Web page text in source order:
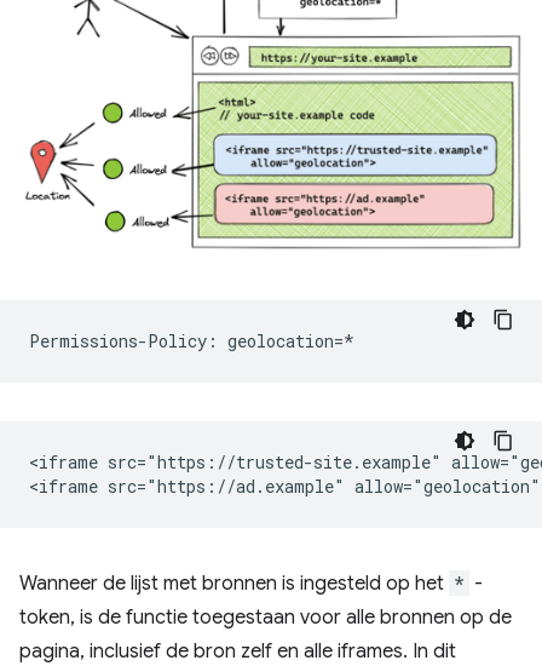
<iframe src="https://trusted-site.example"
Wanneer de lijst met bronnen is ingesteld op het * -
token, is de functie toegestaan ​​voor alle bronnen op de
pagina, inclusief de bron zelf en alle iframes. In dit